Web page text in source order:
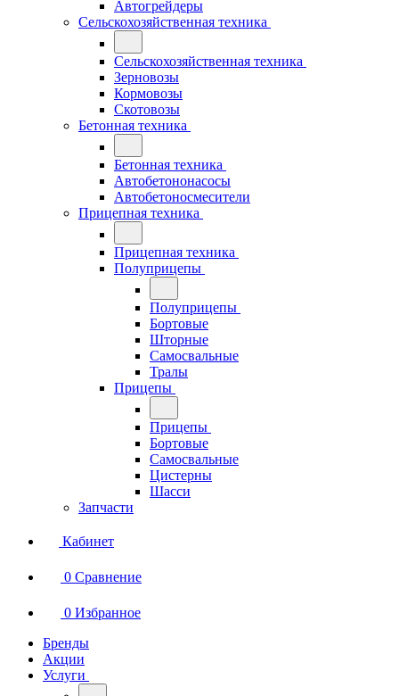
Автогрейдеры
Сельскохозяйственная техника
Сельскохозяйственная техника
Зерновозы
Кормовозы
Скотовозы
Бетонная техника
Бетонная техника
Автобетононасосы
Автобетоносмесители
Прицепная техника
Прицепная техника
Полуприцепы
Полуприцепы
Бортовые
Шторные
Самосвальные
Тралы
Прицепы
Прицепы
Бортовые
Самосвальные
Цистерны
Шасси
Запчасти
Кабинет
0 Сравнение
0 Избранное
Бренды
Акции
Услуги